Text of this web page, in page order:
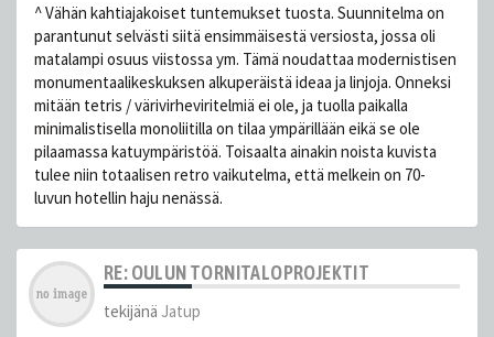
^ Vähän kahtiajakoiset tuntemukset tuosta. Suunnitelma on
parantunut selvästi siitä ensimmäisestä versiosta, jossa oli
matalampi osuus viistossa ym. Tämä noudattaa modernistisen
monumentaalikeskuksen alkuperäistä ideaa ja linjoja. Onneksi
mitään tetris / värivirheviritelmiä ei ole, ja tuolla paikalla
minimalistisella monoliitilla on tilaa ympärillään eikä se ole
pilaamassa katuympäristöä. Toisaalta ainakin noista kuvista
tulee niin totaalisen retro vaikutelma, että melkein on 70-
luvun hotellin haju nenässä.
RE: OULUN TORNITALOPROJEKTIT
tekijänä Jatup